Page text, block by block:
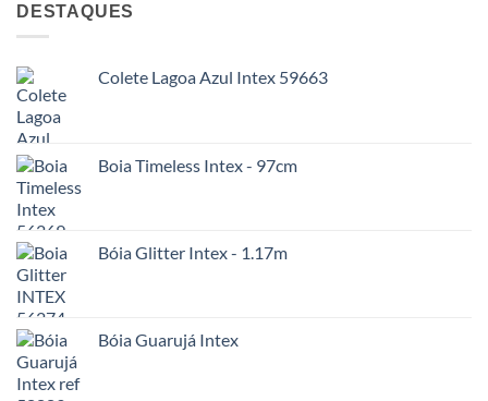
DESTAQUES
Colete Lagoa Azul Intex 59663
Boia Timeless Intex - 97cm
Bóia Glitter Intex - 1.17m
Bóia Guarujá Intex